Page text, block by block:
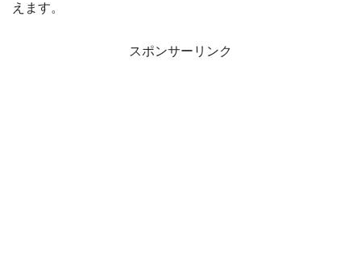
えます。
スポンサーリンク